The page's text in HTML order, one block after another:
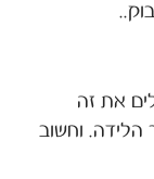
את זה
וחשוב